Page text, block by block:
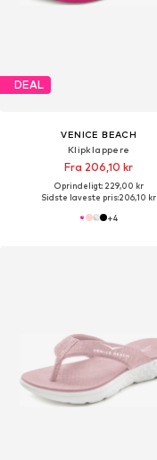
DEAL
VENICE BEACH
Klipklappere
Fra 206,10 kr
Oprindeligt: 229,00 kr
Sidste laveste pris:206,10 kr
+4